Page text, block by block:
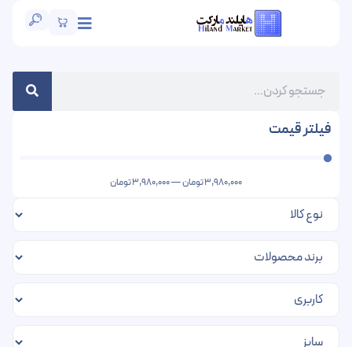
فیلتر قیمت
3,980,000تومان—
3,980,000تومان